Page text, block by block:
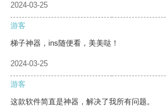
2024-03-25
游客
梯子神器，ins随便看，美美哒！
2024-03-25
游客
这款软件简直是神器，解决了我所有问题。